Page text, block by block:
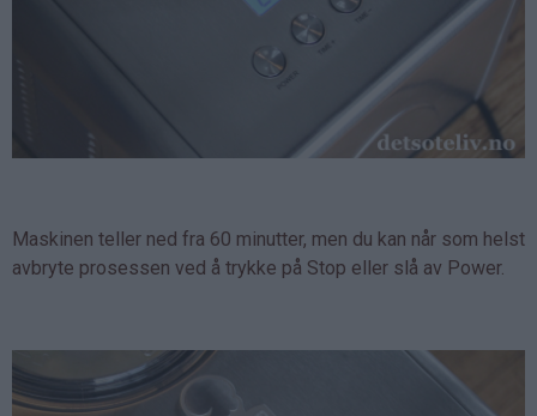
Maskinen teller ned fra 60 minutter, men du kan når som helst
avbryte prosessen ved å trykke på Stop eller slå av Power.